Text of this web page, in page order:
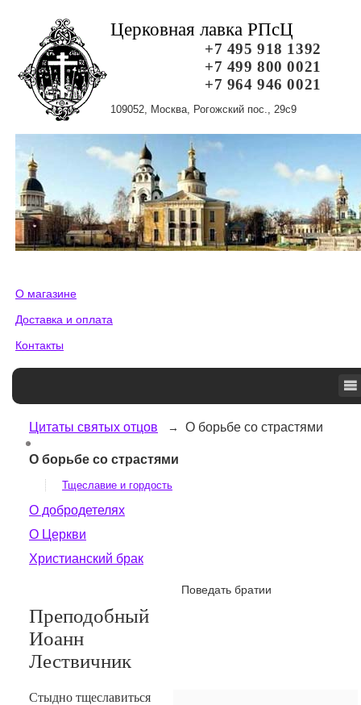
Церковная лавка РПсЦ
+7 495 918 1392
+7 499 800 0021
+7 964 946 0021
109052, Москва, Рогожский пос., 29с9
О магазине
Доставка и оплата
Контакты
Цитаты святых отцов О борьбе со страстями
О борьбе со страстями
Тщеславие и гордость
О добродетелях
О Церкви
Христианский брак
Поведать братии
Преподобный
Иоанн
Лествичник
Стыдно тщеславиться